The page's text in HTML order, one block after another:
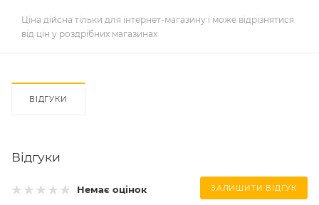
Ціна дійсна тільки для інтернет-магазину і може відрізнятися
від цін у роздрібних магазинах
ВІДГУКИ
Відгуки
Немає оцінок ЗАЛИШИТИ ВІДГУК